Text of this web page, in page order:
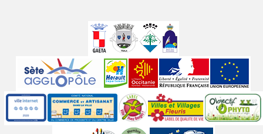
partenaires
Labels